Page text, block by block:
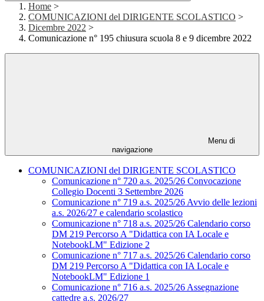
Home >
COMUNICAZIONI del DIRIGENTE SCOLASTICO >
Dicembre 2022 >
Comunicazione n° 195 chiusura scuola 8 e 9 dicembre 2022
Menu di
navigazione
COMUNICAZIONI del DIRIGENTE SCOLASTICO
Comunicazione n° 720 a.s. 2025/26 Convocazione
Collegio Docenti 3 Settembre 2026
Comunicazione n° 719 a.s. 2025/26 Avvio delle lezioni
a.s. 2026/27 e calendario scolastico
Comunicazione n° 718 a.s. 2025/26 Calendario corso
DM 219 Percorso A "Didattica con IA Locale e
NotebookLM" Edizione 2
Comunicazione n° 717 a.s. 2025/26 Calendario corso
DM 219 Percorso A "Didattica con IA Locale e
NotebookLM" Edizione 1
Comunicazione n° 716 a.s. 2025/26 Assegnazione
cattedre a.s. 2026/27